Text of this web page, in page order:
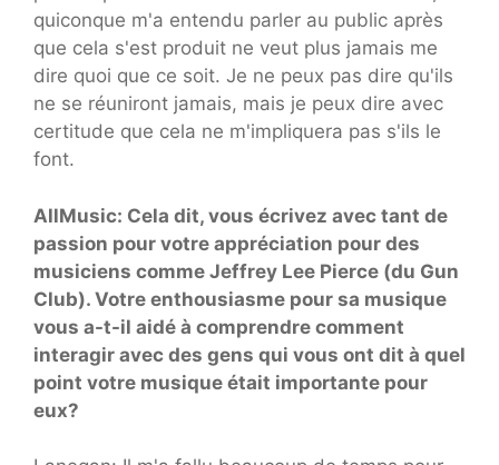
quiconque m'a entendu parler au public après
que cela s'est produit ne veut plus jamais me
dire quoi que ce soit. Je ne peux pas dire qu'ils
ne se réuniront jamais, mais je peux dire avec
certitude que cela ne m'impliquera pas s'ils le
font.
AllMusic: Cela dit, vous écrivez avec tant de
passion pour votre appréciation pour des
musiciens comme Jeffrey Lee Pierce (du Gun
Club). Votre enthousiasme pour sa musique
vous a-t-il aidé à comprendre comment
interagir avec des gens qui vous ont dit à quel
point votre musique était importante pour
eux?